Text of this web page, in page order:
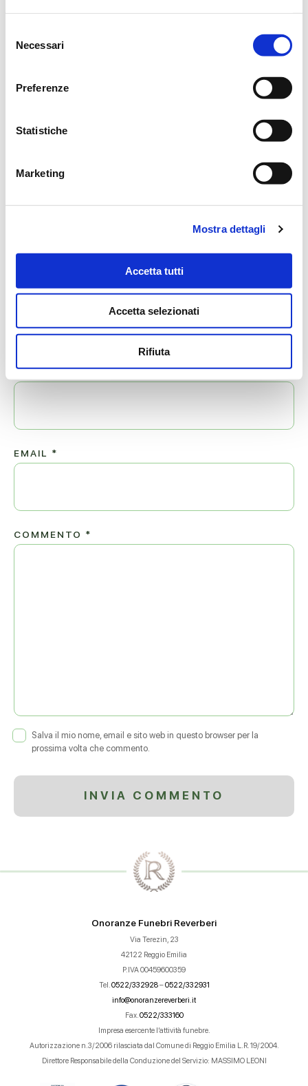
delNecessari
Preferenze
Statistiche
Marketing
Mostra dettagli
Accetta tutti
Accetta selezionati
Rifiuta
Paola bonacini
Lascia ora un messaggio di vicinanza alla famiglia di MARIA
Il tuo indirizzo email non sarà pubblicato.
COMMENTO *
NOME*
EMAIL *
Salva il mio nome, email e sito web in questo browser per la
prossima volta che commento.
Onoranze Funebri Reverberi
Via Terezin, 23
42122 Reggio Emilia
P.IVA 00459600359
Tel. 0522/332928–0522/332931
info@onoranzereverberi.it
Fax. 0522/333160
Impresa esercente l’attività funebre.
Autorizzazione n.3/2006 rilasciata dal Comune di Reggio Emilia L.R. 19/2004.
Direttore Responsabile della Conduzione del Servizio: MASSIMO LEONI